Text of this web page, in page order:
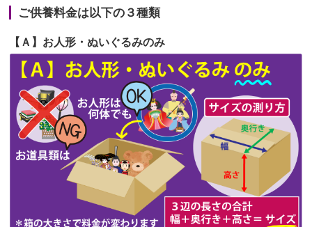
が伸びた時...
2026/06/22
娘の初めてのひな祭りにあわせて、娘
の祖父母か...
2026/06/20
雛人形をお道具も含め一式で引き取っ
てくださる...
第65回人形供養祭令和5年11月09日(木)
第64回人形供養祭令和5年9月21日(木)
第63回人形供養祭 令和5年8月1日(火)
第62回人形供養祭令和5年6月21日(水)
第61回人形供養祭 令和5年5月19日(金)
第60回人形供養祭令和5年3月28日(火)
第59回人形供養祭 令和5年2月10日(金)
第58回人形供養祭令和5年12月21日(水)
ご供養料金は以下の３種類
【Ａ】お人形・ぬいぐるみのみ